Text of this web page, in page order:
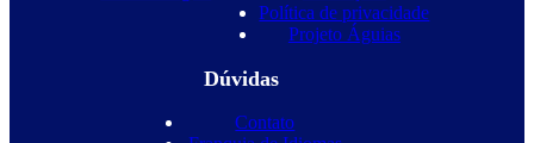
Política de privacidade
Projeto Águias
Dúvidas
Contato